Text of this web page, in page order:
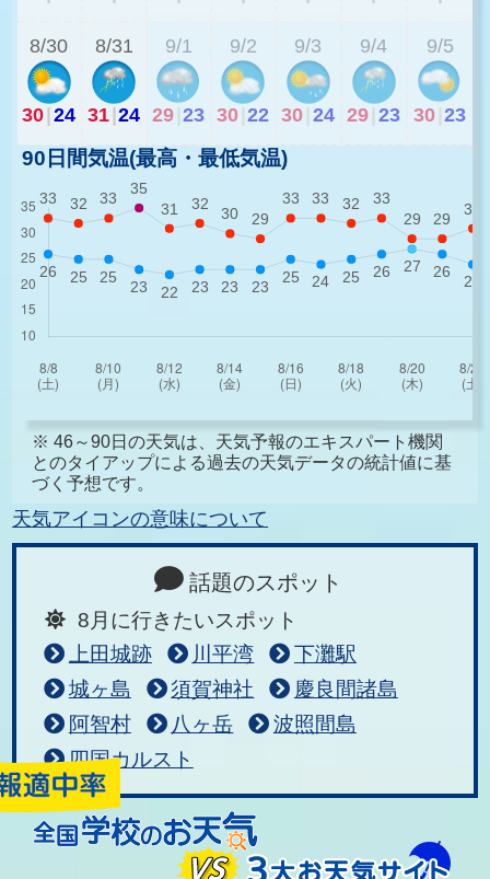
8/30
30|24
8/31
31|24
9/1
29 23
9/2
30 22
9/3
30 24
9/4
29 23
9/5
30 23
90日間気温(最高・最低気温)
※ 46～90日の天気は、天気予報のエキスパート機関
とのタイアップによる過去の天気データの統計値に基
づく予想です。
天気アイコンの意味について
話題のスポット
8月に行きたいスポット
上田城跡
川平湾
下灘駅
城ヶ島
須賀神社
慶良間諸島
阿智村
八ヶ岳
波照間島
四国カルスト